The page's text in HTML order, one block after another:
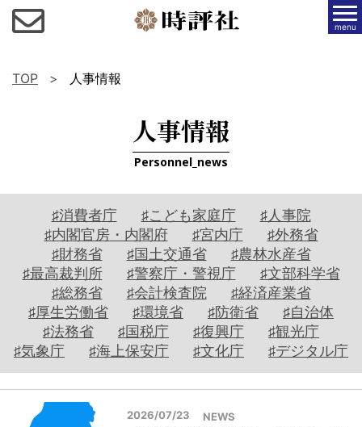
menu
TOP 人事情報
人事情報
Personnel_news
♯消費者庁 ♯こども家庭庁
♯人事院
♯内閣官房・内閣府
♯宮内庁
♯外務省
♯財務省
♯国土交通省
♯農林水産省
♯最高裁判所
♯警察庁・警視庁
♯文部科学省
♯総務省
♯会計検査院
♯経済産業省
♯厚生労働省
♯環境省 ♯防衛省
♯自治体
♯法務省
♯国税庁 ♯復興庁
♯観光庁
♯気象庁
♯海上保安庁 ♯文化庁 ♯デジタル庁
2026/07/23 NEWS